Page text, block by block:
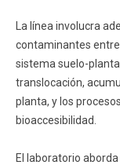
La línea involucra
contaminantes
sistema suelo-
translocación,
planta, y los
bioaccesibilidad.
El laboratorio